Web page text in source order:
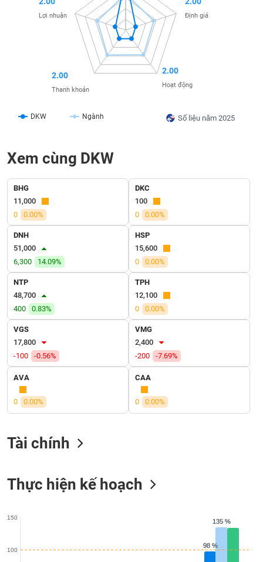
Số liệu năm 2025
DKW Ngành
Định giá
2.00
Hoạt động
2.00
Thanh khoản
Lợi nhuận
Xem cùng DKW
BHG
11,000
0
0.00%
DKC
100
0
0.00%
DNH
51,000
6,300
14.09%
HSP
15,600
0
0.00%
NTP
48,700
400
0.83%
TPH
12,100
0
0.00%
VGS
17,800
-100
-0.56%
VMG
2,400
-200
-7.69%
AVA
0 0.00%
CAA
0 0.00%
Tài chính
Thực hiện kế hoạch
98 %
98 %
135 %
135 %
100
150
TIÊU
CHĂM
SÓC
SỨC
KHỎE
TÀI
CHÍNH
NGHỆ
THÔNG